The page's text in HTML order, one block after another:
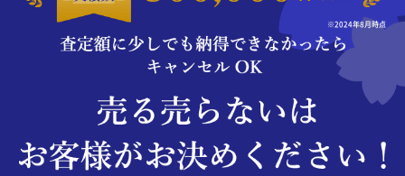
※2024年8月時点